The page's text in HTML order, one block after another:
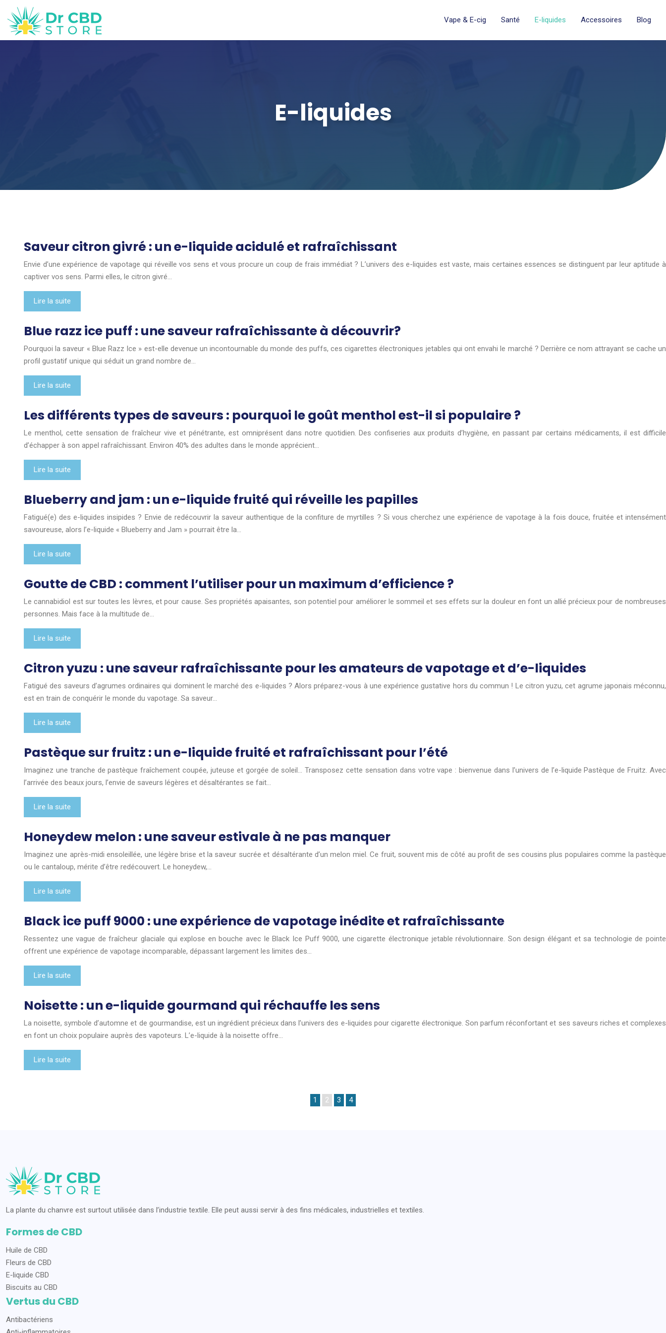
Vape & E-cig Santé E-liquides Accessoires Blog
E-liquides
Saveur citron givré : un e-liquide acidulé et rafraîchissant
Envie d’une expérience de vapotage qui réveille vos sens et vous procure un coup de frais immédiat ? L’univers des e-liquides est vaste, mais certaines essences se distinguent par leur aptitude à
captiver vos sens. Parmi elles, le citron givré…
Lire la suite
Blue razz ice puff : une saveur rafraîchissante à découvrir?
Pourquoi la saveur « Blue Razz Ice » est-elle devenue un incontournable du monde des puffs, ces cigarettes électroniques jetables qui ont envahi le marché ? Derrière ce nom attrayant se cache un
profil gustatif unique qui séduit un grand nombre de…
Lire la suite
Les différents types de saveurs : pourquoi le goût menthol est-il si populaire ?
Le menthol, cette sensation de fraîcheur vive et pénétrante, est omniprésent dans notre quotidien. Des confiseries aux produits d’hygiène, en passant par certains médicaments, il est difficile
d’échapper à son appel rafraîchissant. Environ 40% des adultes dans le monde apprécient…
Lire la suite
Blueberry and jam : un e-liquide fruité qui réveille les papilles
Fatigué(e) des e-liquides insipides ? Envie de redécouvrir la saveur authentique de la confiture de myrtilles ? Si vous cherchez une expérience de vapotage à la fois douce, fruitée et intensément
savoureuse, alors l’e-liquide « Blueberry and Jam » pourrait être la…
Lire la suite
Goutte de CBD : comment l’utiliser pour un maximum d’efficience ?
Le cannabidiol est sur toutes les lèvres, et pour cause. Ses propriétés apaisantes, son potentiel pour améliorer le sommeil et ses effets sur la douleur en font un allié précieux pour de nombreuses
personnes. Mais face à la multitude de…
Lire la suite
Citron yuzu : une saveur rafraîchissante pour les amateurs de vapotage et d’e-liquides
Fatigué des saveurs d’agrumes ordinaires qui dominent le marché des e-liquides ? Alors préparez-vous à une expérience gustative hors du commun ! Le citron yuzu, cet agrume japonais méconnu,
est en train de conquérir le monde du vapotage. Sa saveur…
Lire la suite
Pastèque sur fruitz : un e-liquide fruité et rafraîchissant pour l’été
Imaginez une tranche de pastèque fraîchement coupée, juteuse et gorgée de soleil… Transposez cette sensation dans votre vape : bienvenue dans l’univers de l’e-liquide Pastèque de Fruitz. Avec
l’arrivée des beaux jours, l’envie de saveurs légères et désaltérantes se fait…
Lire la suite
Honeydew melon : une saveur estivale à ne pas manquer
Imaginez une après-midi ensoleillée, une légère brise et la saveur sucrée et désaltérante d’un melon miel. Ce fruit, souvent mis de côté au profit de ses cousins plus populaires comme la pastèque
ou le cantaloup, mérite d’être redécouvert. Le honeydew,…
Lire la suite
Black ice puff 9000 : une expérience de vapotage inédite et rafraîchissante
Ressentez une vague de fraîcheur glaciale qui explose en bouche avec le Black Ice Puff 9000, une cigarette électronique jetable révolutionnaire. Son design élégant et sa technologie de pointe
offrent une expérience de vapotage incomparable, dépassant largement les limites des…
Lire la suite
Noisette : un e-liquide gourmand qui réchauffe les sens
La noisette, symbole d’automne et de gourmandise, est un ingrédient précieux dans l’univers des e-liquides pour cigarette électronique. Son parfum réconfortant et ses saveurs riches et complexes
en font un choix populaire auprès des vapoteurs. L’e-liquide à la noisette offre…
Lire la suite
1 2 3 4
La plante du chanvre est surtout utilisée dans l’industrie textile. Elle peut aussi servir à des fins médicales, industrielles et textiles.
Formes de CBD
Huile de CBD
Fleurs de CBD
E-liquide CBD
Biscuits au CBD
Vertus du CBD
Antibactériens